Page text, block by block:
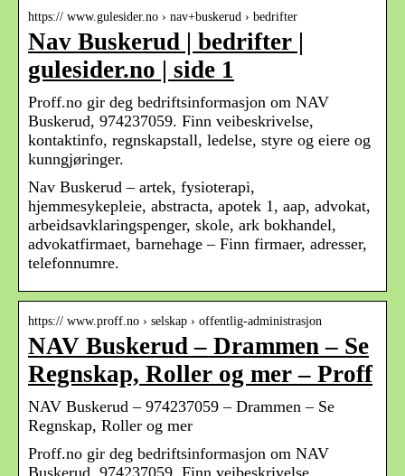
https:// www.gulesider.no › nav+buskerud › bedrifter
Nav Buskerud | bedrifter |
gulesider.no | side 1
Proff.no gir deg bedriftsinformasjon om NAV
Buskerud, 974237059. Finn veibeskrivelse,
kontaktinfo, regnskapstall, ledelse, styre og eiere og
kunngjøringer.
Nav Buskerud – artek, fysioterapi,
hjemmesykepleie, abstracta, apotek 1, aap, advokat,
arbeidsavklaringspenger, skole, ark bokhandel,
advokatfirmaet, barnehage – Finn firmaer, adresser,
telefonnumre.
https:// www.proff.no › selskap › offentlig-administrasjon
NAV Buskerud – Drammen – Se
Regnskap, Roller og mer – Proff
NAV Buskerud – 974237059 – Drammen – Se
Regnskap, Roller og mer
Proff.no gir deg bedriftsinformasjon om NAV
Buskerud, 974237059. Finn veibeskrivelse,